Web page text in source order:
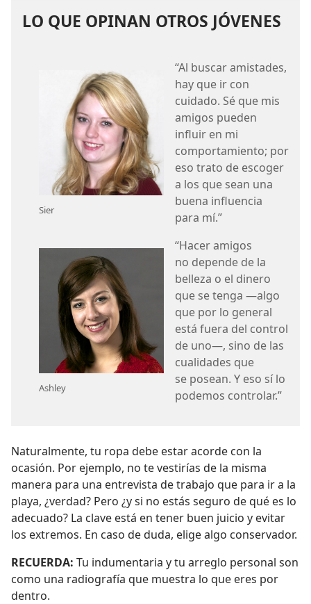
LO QUE OPINAN OTROS JÓVENES
Sier
“Al buscar amistades,
hay que ir con
cuidado. Sé que mis
amigos pueden
influir en mi
comportamiento; por
eso trato de escoger
a los que sean una
buena influencia
para mí.”
Ashley
“Hacer amigos
no depende de la
belleza o el dinero
que se tenga —algo
que por lo general
está fuera del control
de uno—, sino de las
cualidades que
se posean. Y eso sí lo
podemos controlar.”
Naturalmente, tu ropa debe estar acorde con la
ocasión. Por ejemplo, no te vestirías de la misma
manera para una entrevista de trabajo que para ir a la
playa, ¿verdad? Pero ¿y si no estás seguro de qué es lo
adecuado? La clave está en tener buen juicio y evitar
los extremos. En caso de duda, elige algo conservador.
RECUERDA: Tu indumentaria y tu arreglo personal son
como una radiografía que muestra lo que eres por
dentro.